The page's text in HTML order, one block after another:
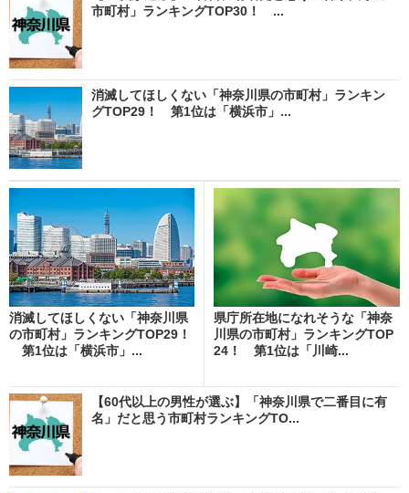
市町村」ランキングTOP30！ ...
消滅してほしくない「神奈川県の市町村」ランキン
グTOP29！ 第1位は「横浜市」...
消滅してほしくない「神奈川県
の市町村」ランキングTOP29！
第1位は「横浜市」...
県庁所在地になれそうな「神奈
川県の市町村」ランキングTOP
24！ 第1位は「川崎...
【60代以上の男性が選ぶ】「神奈川県で二番目に有
名」だと思う市町村ランキングTO...